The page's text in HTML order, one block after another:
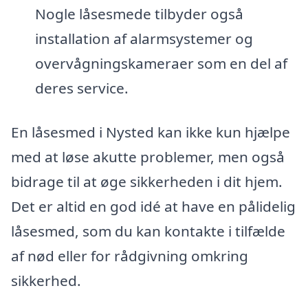
Nogle låsesmede tilbyder også
installation af alarmsystemer og
overvågningskameraer som en del af
deres service.
En låsesmed i Nysted kan ikke kun hjælpe
med at løse akutte problemer, men også
bidrage til at øge sikkerheden i dit hjem.
Det er altid en god idé at have en pålidelig
låsesmed, som du kan kontakte i tilfælde
af nød eller for rådgivning omkring
sikkerhed.